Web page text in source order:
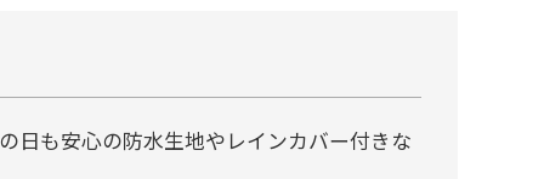
日も安心の防水生地やレインカバー付きな